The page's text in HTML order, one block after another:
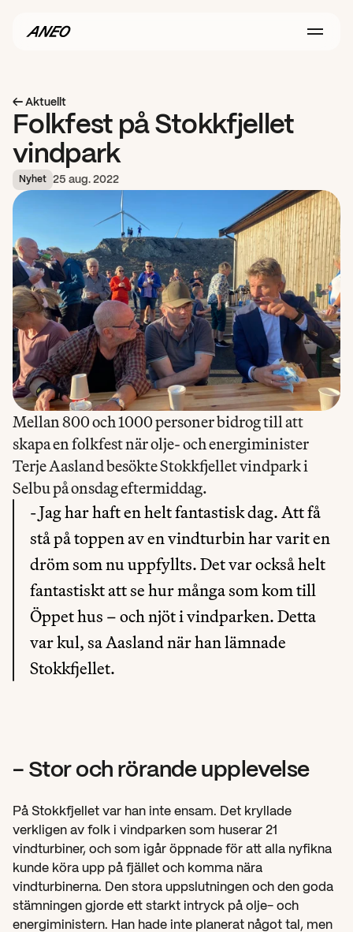
← Aktuellt
Folkfest på Stokkfjellet
vindpark
Nyhet 25 aug. 2022
Mellan 800 och 1000 personer bidrog till att
skapa en folkfest när olje- och energiminister
Terje Aasland besökte Stokkfjellet vindpark i
- Jag har haft en helt fantastisk dag. Att få
stå på toppen av en vindturbin har varit en
dröm som nu uppfyllts. Det var också helt
fantastiskt att se hur många som kom till
Öppet hus – och njöt i vindparken. Detta
var kul, sa Aasland när han lämnade
Stokkfjellet.
- Stor och rörande upplevelse
På Stokkfjellet var han inte ensam. Det kryllade
verkligen av folk i vindparken som huserar 21
vindturbiner, och som igår öppnade för att alla nyfikna
kunde köra upp på fjället och komma nära
vindturbinerna. Den stora uppslutningen och den goda
stämningen gjorde ett starkt intryck på olje- och
energiministern. Han hade inte planerat något tal, men